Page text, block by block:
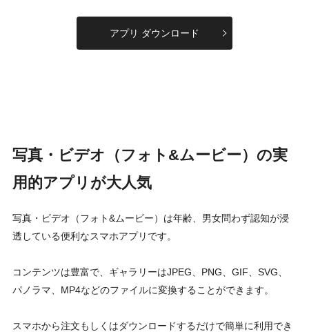
アプリ ダウンロード
写真・ビデオ（フォト&ムービー）の実
用的アプリが大人気
写真・ビデオ（フォト&ムービー）は年齢、男女問わず認知が浸
透している便利なスマホアプリです。
コンテンツは豊富で、ギャラリーはJPEG、PNG、GIF、SVG、
パノラマ、MP4などのファイルに変換することができます。
スマホから注文もしくはダウンロードするだけで簡単に利用でき